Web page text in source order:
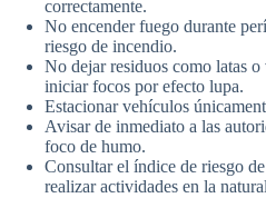
correctamente.
No encender fuego durante
riesgo de incendio.
No dejar residuos como latas
iniciar focos por efecto lupa.
Estacionar vehículos
Avisar de inmediato a las
foco de humo.
Consultar el índice de riesgo
realizar actividades en la